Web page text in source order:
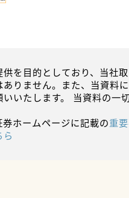
を目的としており、当社
りません。また、当資料
いたします。 当資料の一
ホームページに記載の重
ら